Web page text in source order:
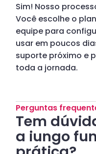
Perguntas
Tem
a iungo
Sim! Nosso
Você escolhe o
equipe para
usar em poucos
suporte próximo e
toda a jornada.